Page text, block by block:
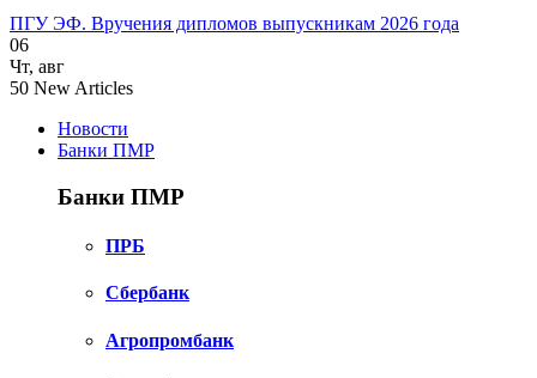
ПГУ ЭФ. Вручения дипломов выпускникам 2026 года
06
Чт, авг
50 New Articles
Новости
Банки ПМР
Банки ПМР
ПРБ
Сбербанк
Агропромбанк